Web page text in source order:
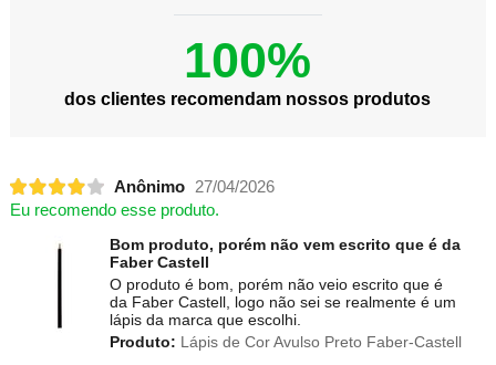
100%
dos clientes recomendam nossos produtos
Anônimo
27/04/2026
Eu recomendo esse produto.
Bom produto, porém não vem escrito que é da
Faber Castell
O produto é bom, porém não veio escrito que é
da Faber Castell, logo não sei se realmente é um
lápis da marca que escolhi.
Produto: Lápis de Cor Avulso Preto Faber-Castell